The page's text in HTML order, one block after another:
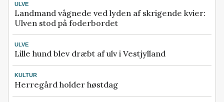
ULVE
Landmand vågnede ved lyden af skrigende kvier:
Ulven stod på foderbordet
ULVE
Lille hund blev dræbt af ulv i Vestjylland
KULTUR
Herregård holder høstdag